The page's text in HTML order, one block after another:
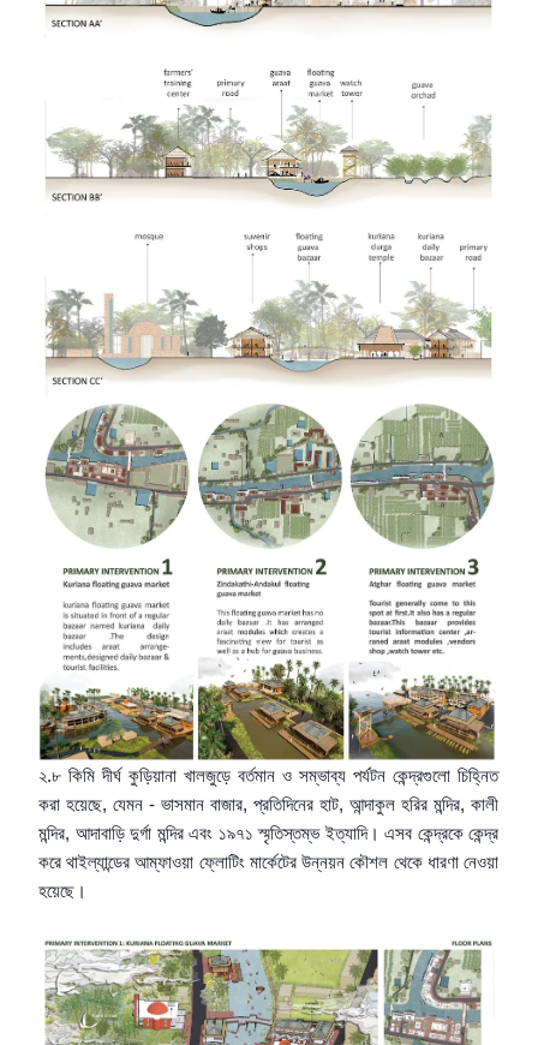
২.৮ কিমি দীর্ঘ কুড়িয়ানা খালজুড়ে বর্তমান ও সম্ভাব্য পর্যটন কেন্দ্রগুলো চিহ্নিত
করা হয়েছে, যেমন - ভাসমান বাজার, প্রতিদিনের হাট, আন্দাকুল হরির মন্দির, কালী
মন্দির, আদাবাড়ি দুর্গা মন্দির এবং ১৯৭১ স্মৃতিস্তম্ভ ইত্যাদি। এসব কেন্দ্রকে কেন্দ্র
করে থাইল্যান্ডের আম্ফাওয়া ফ্লোটিং মার্কেটের উন্নয়ন কৌশল থেকে ধারণা নেওয়া
হয়েছে।